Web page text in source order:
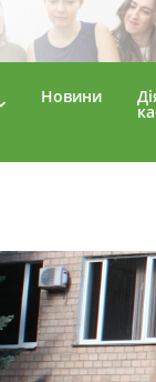
Новини